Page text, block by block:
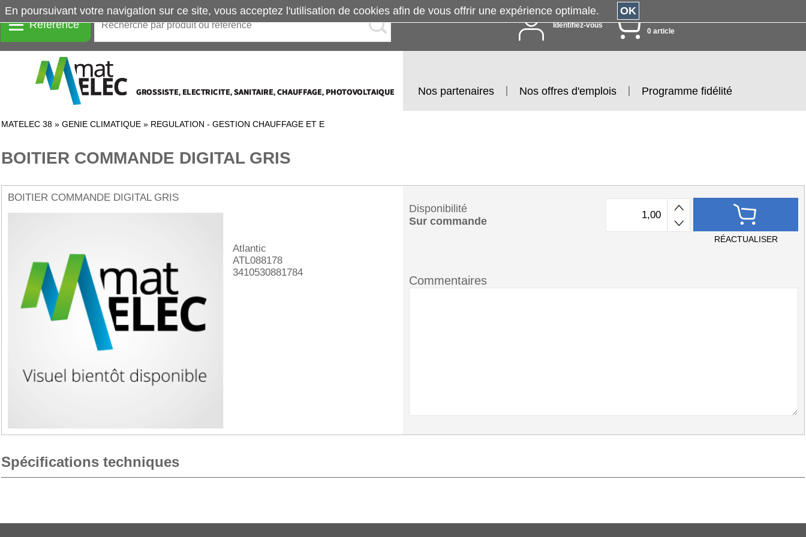
Référence Identifiez-vous
0 article
Nos partenaires Nos offres d'emplois Programme fidélité
MATELEC 38 » GENIE CLIMATIQUE » REGULATION - GESTION CHAUFFAGE ET E
BOITIER COMMANDE DIGITAL GRIS
BOITIER COMMANDE DIGITAL GRIS
Atlantic
ATL088178
3410530881784
Disponibilité
Sur commande
RÉACTUALISER
Commentaires
Spécifications techniques
En poursuivant votre navigation sur ce site, vous acceptez l'utilisation de cookies afin de vous offrir une expérience optimale. OK